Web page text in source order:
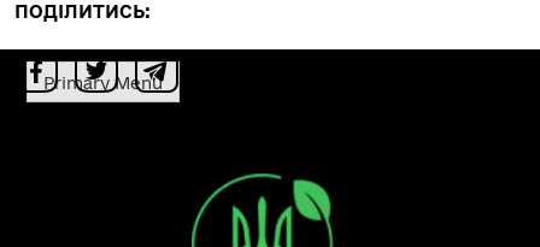
ПОДІЛИТИСЬ:
Primary Menu